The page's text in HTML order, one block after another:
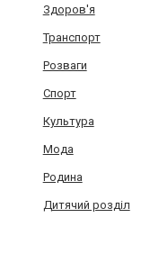
Здоров'я
Транспорт
Розваги
Спорт
Культура
Мода
Родина
Дитячий розділ